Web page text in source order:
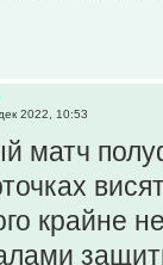
2022, 10:53
матч
крайне